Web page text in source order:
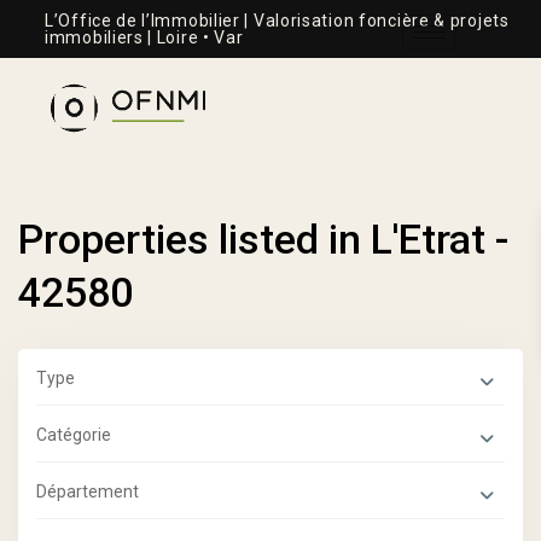
L’Office de l’Immobilier | Valorisation foncière & projets
immobiliers | Loire • Var
Properties listed in L'Etrat -
42580
Type
Catégorie
Département